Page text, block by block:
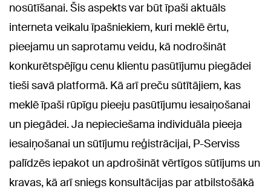
nosūtīšanai. Šis aspekts var būt īpaši aktuāls
interneta veikalu īpašniekiem, kuri meklē ērtu,
pieejamu un saprotamu veidu, kā nodrošināt
konkurētspējīgu cenu klientu pasūtījumu piegādei
tieši savā platformā. Kā arī preču sūtītājiem, kas
meklē īpaši rūpīgu pieeju pasūtījumu iesaiņošanai
un piegādei. Ja nepieciešama individuāla pieeja
iesaiņošanai un sūtījumu reģistrācijai, P-Serviss
palīdzēs iepakot un apdrošināt vērtīgos sūtījums un
kravas, kā arī sniegs konsultācijas par atbilstošākā